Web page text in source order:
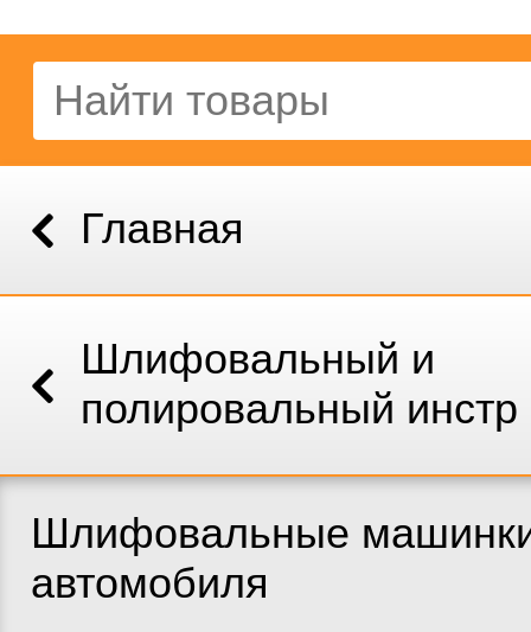
Главная
Шлифовальный и
полировальный инстр
Шлифовальные
автомобиля